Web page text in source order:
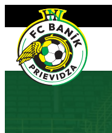
Preskočiť
na
obsah